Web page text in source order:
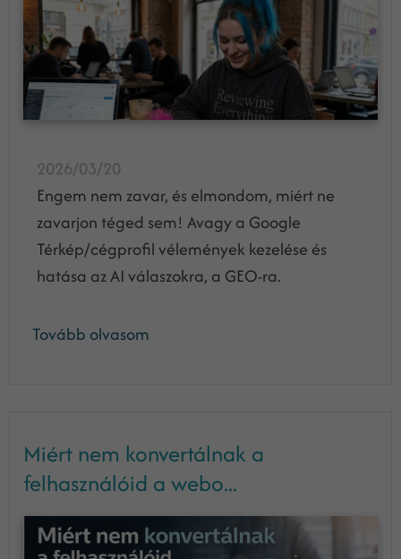
2026/03/20
Engem nem zavar, és elmondom, miért ne
zavarjon téged sem! Avagy a Google
Térkép/cégprofil vélemények kezelése és
hatása az AI válaszokra, a GEO-ra.
Tovább olvasom
Miért nem konvertálnak a
felhasználóid a webo...